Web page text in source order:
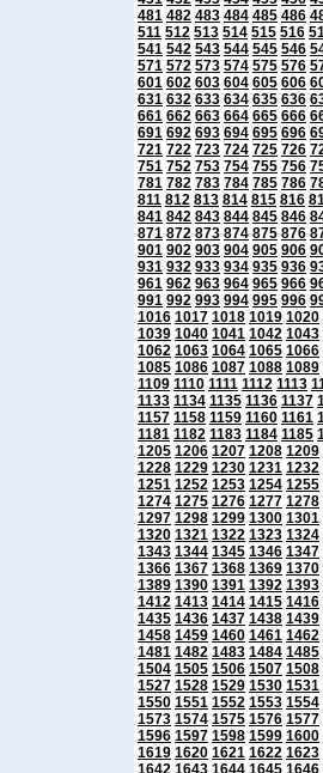
481 482 483 484 485 486
511 512 513 514 515 516
541 542 543 544 545 546
571 572 573 574 575 576
601 602 603 604 605 606
631 632 633 634 635 636
661 662 663 664 665 666
691 692 693 694 695 696
721 722 723 724 725 726
751 752 753 754 755 756
781 782 783 784 785 786
811 812 813 814 815 816
841 842 843 844 845 846
871 872 873 874 875 876
901 902 903 904 905 906
931 932 933 934 935 936
961 962 963 964 965 966
991 992 993 994 995 996
1016 1017 1018 1019 1020
1039 1040 1041 1042 1043
1062 1063 1064 1065 1066
1085 1086 1087 1088 1089
1109 1110 1111 1112 1113
1133 1134 1135 1136 1137
1157 1158 1159 1160 1161
1181 1182 1183 1184 1185
1205 1206 1207 1208 1209
1228 1229 1230 1231 1232
1251 1252 1253 1254 1255
1274 1275 1276 1277 1278
1297 1298 1299 1300 1301
1320 1321 1322 1323 1324
1343 1344 1345 1346 1347
1366 1367 1368 1369 1370
1389 1390 1391 1392 1393
1412 1413 1414 1415 1416
1435 1436 1437 1438 1439
1458 1459 1460 1461 1462
1481 1482 1483 1484 1485
1504 1505 1506 1507 1508
1527 1528 1529 1530 1531
1550 1551 1552 1553 1554
1573 1574 1575 1576 1577
1596 1597 1598 1599 1600
1619 1620 1621 1622 1623
1642 1643 1644 1645 1646